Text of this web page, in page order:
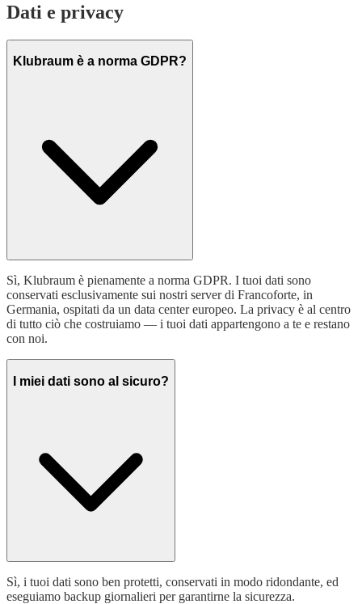
Dati e privacy
Klubraum è a norma GDPR?
Sì, Klubraum è pienamente a norma GDPR. I tuoi dati sono
conservati esclusivamente sui nostri server di Francoforte, in
Germania, ospitati da un data center europeo. La privacy è al centro
di tutto ciò che costruiamo — i tuoi dati appartengono a te e restano
con noi.
I miei dati sono al sicuro?
Sì, i tuoi dati sono ben protetti, conservati in modo ridondante, ed
eseguiamo backup giornalieri per garantirne la sicurezza.